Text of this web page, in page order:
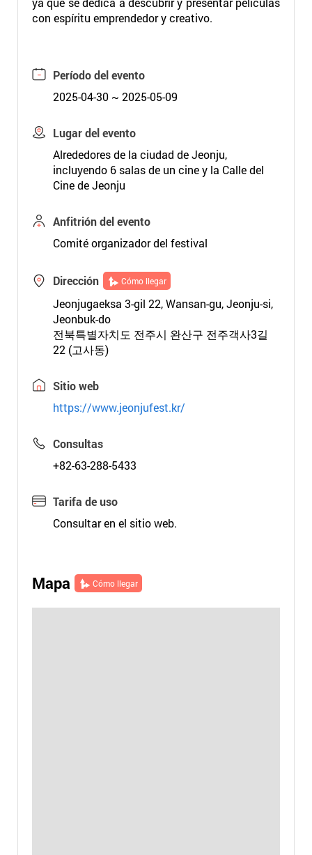
con espíritu emprendedor y creativo.
Período del evento
2025-04-30 ~ 2025-05-09
Lugar del evento
Alrededores de la ciudad de Jeonju,
incluyendo 6 salas de un cine y la Calle del
Cine de Jeonju
Anfitrión del evento
Comité organizador del festival
Dirección Cómo llegar
Jeonjugaeksa 3-gil 22, Wansan-gu, Jeonju-si,
Jeonbuk-do
전북특별자치도 전주시 완산구 전주객사3길
22 (고사동)
Sitio web
https://www.jeonjufest.kr/
Consultas
+82-63-288-5433
Tarifa de uso
Consultar en el sitio web.
Mapa Cómo llegar